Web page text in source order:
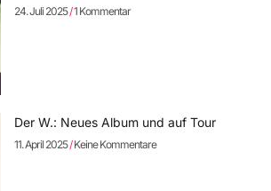
24. Juli 2025 1 Kommentar
Der W.: Neues Album und auf Tour
11. April 2025 Keine Kommentare